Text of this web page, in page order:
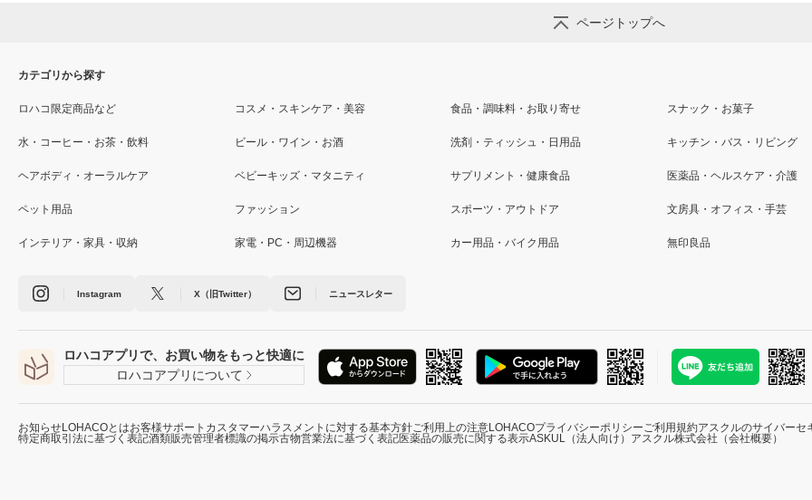
ページトップへ
カテゴリから探す
ロハコ限定商品など コスメ・スキンケア・美容 食品・調味料・お取り寄せ スナック・お菓子
水・コーヒー・お茶・飲料 ビール・ワイン・お酒 洗剤・ティッシュ・日用品 キッチン・バス・リビング
ヘアボディ・オーラルケア ベビーキッズ・マタニティ サプリメント・健康食品 医薬品・ヘルスケア・介護
ペット用品 ファッション スポーツ・アウトドア 文房具・オフィス・手芸
インテリア・家具・収納 家電・PC・周辺機器 カー用品・バイク用品 無印良品
Instagram X（旧Twitter） ニュースレター
ロハコアプリで、お買い物をもっと快適に
ロハコアプリについて
お知らせLOHACOとはお客様サポート カスタマーハラスメントに対する基本方針ご利用上の注意LOHACOプライバシーポリシーご利用規約アスクルのサイバーセ
特定商取引法に基づく表記酒類販売管理者標識の掲示古物営業法に基づく表記医薬品の販売に関する表示ASKUL（法人向け） アスクル株式会社（会社概要）